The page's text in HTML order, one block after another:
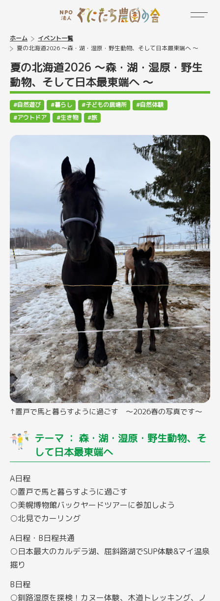
ホーム
イベント一覧
夏の北海道2026 ～森・湖・湿原・野生動物、そして日本最東端へ ～
夏の北海道2026 ～森・湖・湿原・野生
動物、そして日本最東端へ ～
自然遊び 暮らし 子どもの居場所
自然体験
アウトドア
生き物 旅
↑置戸で馬と暮らすように過ごす ～2026春の写真です～
テーマ ： 森・湖・湿原・野生動物、そ
して日本最東端へ
A日程
○置戸で馬と暮らすように過ごす
○美幌博物館バックヤードツアーに参加しよう
○北見でカーリング
A日程・B日程共通
○日本最大のカルデラ湖、屈斜路湖でSUP体験&マイ温泉
掘り
B日程
○釧路湿原を探検！カヌー体験、木道トレッキング、ノ